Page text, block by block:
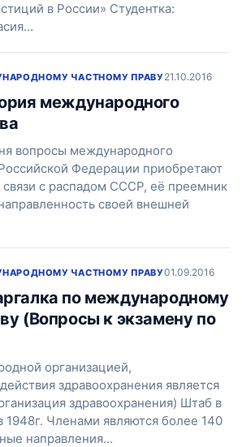
в России» Студентка:
ЧАСТНОМУ ПРАВУ21.10.2016
международного
вопросы международного
Федерации приобретают
связи с распадом СССР, её преемник
своей внешней
ЧАСТНОМУ ПРАВУ01.09.2016
по международному
(Вопросы к экзамену по
организацией,
здравоохранения является
здравоохранения) Штаб в
Членами являются более 140
направления…